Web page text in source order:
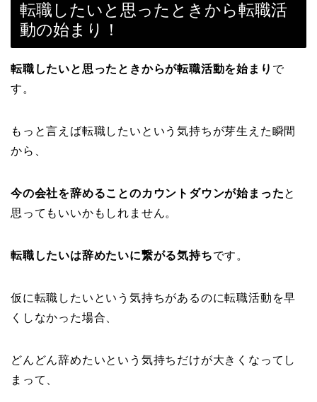
転職したいと思ったときから転職活
動の始まり！
転職したいと思ったときからが転職活動を始まり で
す。
もっと言えば転職したいという気持ちが芽生えた瞬間
から、
今の会社を辞めることのカウントダウンが始まったと
思ってもいいかもしれません。
転職したいは辞めたいに繋がる気持ちです。
仮に転職したいという気持ちがあるのに転職活動を早
くしなかった場合、
どんどん辞めたいという気持ちだけが大きくなってし
まって、